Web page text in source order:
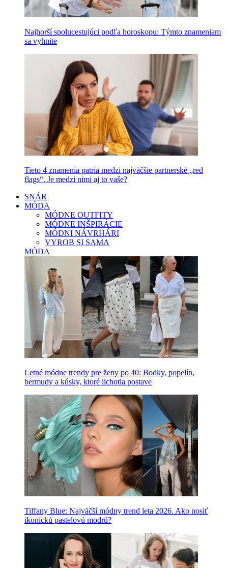
Najhorší spolucestujúci podľa horoskopu: Týmto znameniam
sa vyhnite
Tieto 4 znamenia patria medzi najväčšie partnerské „red
flags“. Je medzi nimi aj to vaše?
SNÁR
MÓDA
MÓDNE OUTFITY
MÓDNE INŠPIRÁCIE
MÓDNI NÁVRHÁRI
VYROB SI SAMA
MÓDA
Letné módne trendy pre ženy po 40: Bodky, popelín,
bermudy a kúsky, ktoré lichotia postave
Tiffany Blue: Najväčší módny trend leta 2026. Ako nosiť
ikonickú pastelovú modrú?